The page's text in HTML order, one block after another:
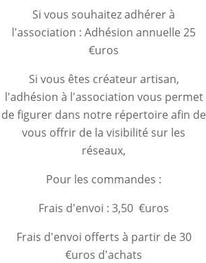
Si vous souhaitez adhérer à
l'association : Adhésion annuelle 25
€uros
Si vous êtes créateur artisan,
l'adhésion à l'association vous permet
de figurer dans notre répertoire afin de
vous offrir de la visibilité sur les
réseaux,
Pour les commandes :
Frais d'envoi : 3,50 €uros
Frais d'envoi offerts à partir de 30
€uros d'achats